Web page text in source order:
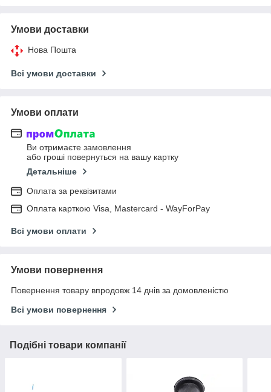
Умови доставки
Нова Пошта
Всі умови доставки
Умови оплати
Ви отримаєте замовлення
або гроші повернуться на вашу картку
Детальніше
Оплата за реквізитами
Оплата карткою Visa, Mastercard - WayForPay
Всі умови оплати
Умови повернення
Повернення товару впродовж 14 днів за домовленістю
Всі умови повернення
Подібні товари компанії